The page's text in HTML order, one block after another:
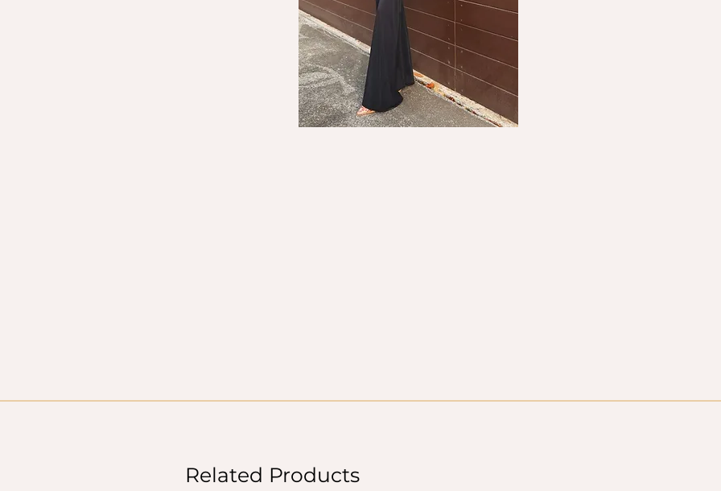
Related Products